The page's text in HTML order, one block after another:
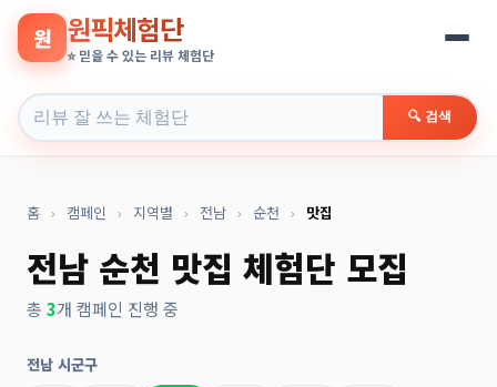
원 원픽체험단
⭐ 믿을 수 있는 리뷰 체험단
🔍 검색
홈 › 캠페인 › 지역별 › 전남 › 순천 › 맛집
전남 순천 맛집 체험단 모집
총 3개 캠페인 진행 중
전남 시군구